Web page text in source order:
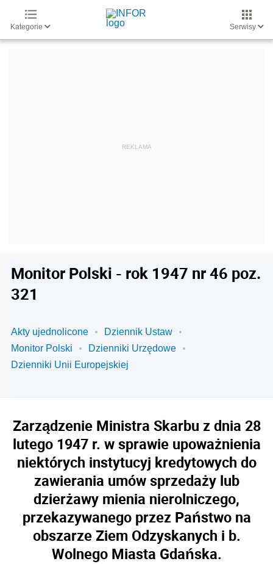
Kategorie Serwisy
Monitor Polski - rok 1947 nr 46 poz.
321
Akty ujednolicone
Dziennik Ustaw
Monitor Polski
Dzienniki Urzędowe
Dzienniki Unii Europejskiej
Zarządzenie Ministra Skarbu z dnia 28
lutego 1947 r. w sprawie upoważnienia
niektórych instytucyj kredytowych do
zawierania umów sprzedaży lub
dzierżawy mienia nierolniczego,
przekazywanego przez Państwo na
obszarze Ziem Odzyskanych i b.
Wolnego Miasta Gdańska.